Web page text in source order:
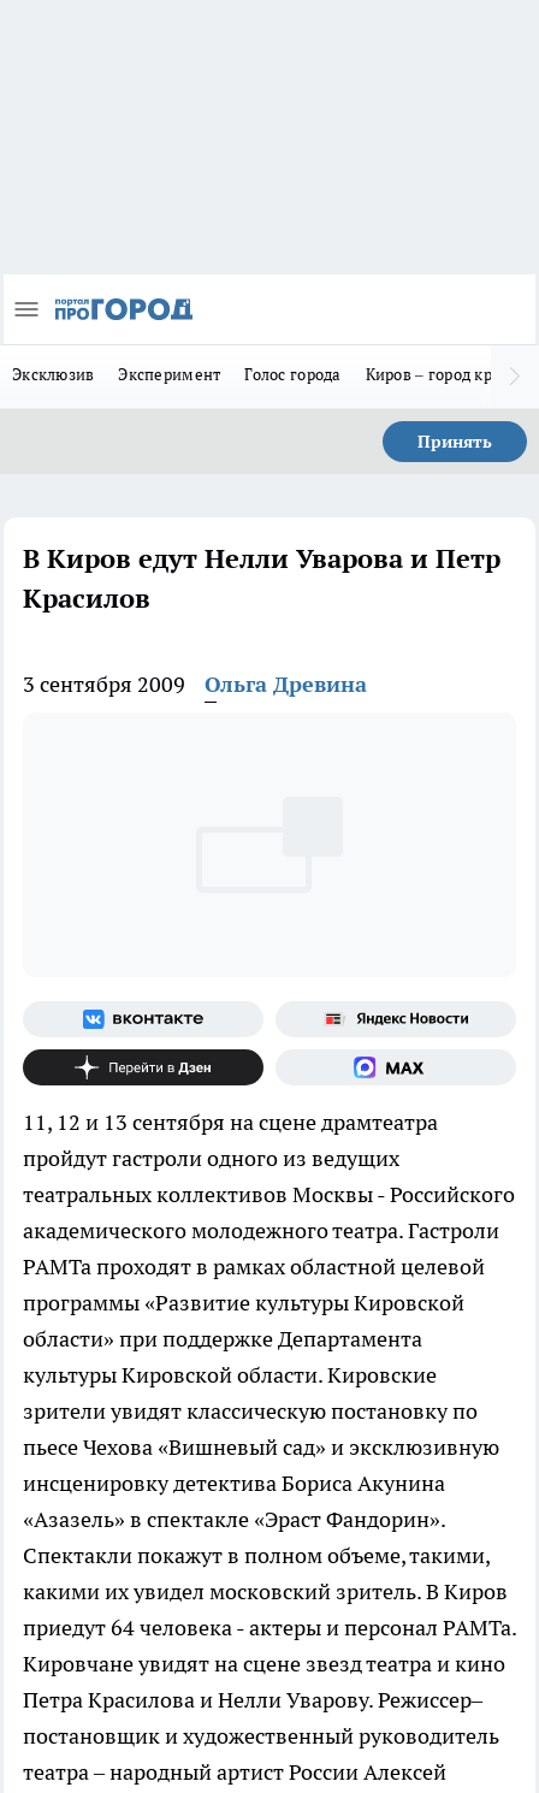
Эксклюзив Эксперимент Голос города Киров – город
Принять
В Киров едут Нелли Уварова и Петр
Красилов
3 сентября 2009 Ольга Древина
11, 12 и 13 сентября на сцене драмтеатра
пройдут гастроли одного из ведущих
театральных коллективов Москвы - Российского
академического молодежного театра.Гастроли
РАМТа проходят в рамках областной целевой
программы «Развитие культуры Кировской
области» при поддержке Департамента
культуры Кировской области. Кировские
зрители увидят классическую постановку по
пьесе Чехова «Вишневый сад» и эксклюзивную
инсценировку детектива Бориса Акунина
«Азазель» в спектакле «Эраст Фандорин».
Спектакли покажут в полном объеме, такими,
какими их увидел московский зритель. В Киров
приедут 64 человека - актеры и персонал РАМТа.
Кировчане увидят на сцене звезд театра и кино
Петра Красилова и Нелли Уварову. Режиссер–
постановщик и художественный руководитель
театра – народный артист России Алексей